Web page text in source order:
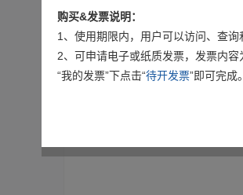
购买&发票说明：
1、使用期限内，用户可以访问、查
2、可申请电子或纸质发票，发票内
“我的发票”下点击“待开发票”即可完成